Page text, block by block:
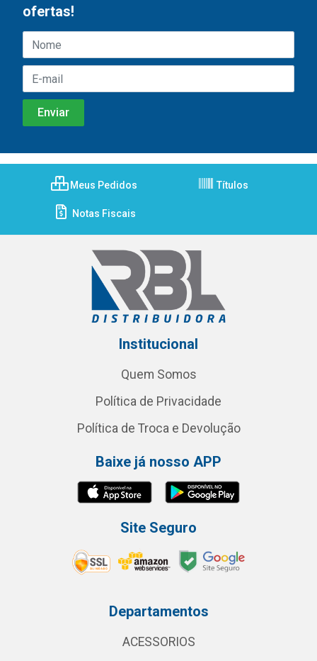
ofertas!
Meus Pedidos Títulos
Notas Fiscais
Institucional
Quem Somos
Política de Privacidade
Política de Troca e Devolução
Baixe já nosso APP
Site Seguro
Departamentos
ACESSORIOS